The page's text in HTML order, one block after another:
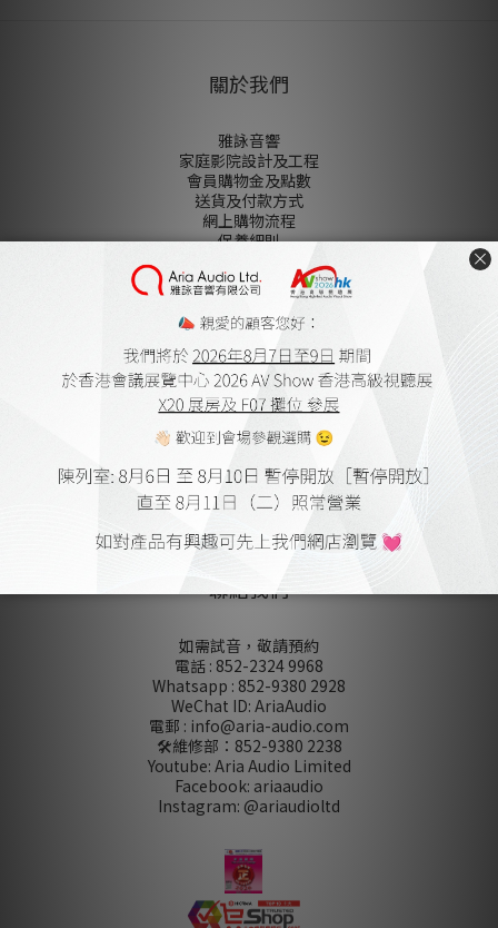
關於我們
雅詠音響
家庭影院設計及工程
會員購物金及點數
送貨及付款方式
網上購物流程
保養細則
條款及細則
無障礙聲明
私隠政策
陳列室
香港銅鑼灣屈臣道 4-6 號海景大廈
B 座 10 樓 1010-1012 室
(MTR : 炮台山 A / 天后 A2 出口)
營業時間 10:00 -19:00
午飯時間 14:00 -15:00
週日及公眾假期 休息
聯絡我們
如需試音，敬請預約
電話 : 852-2324 9968
Whatsapp : 852-9380 2928
WeChat ID: AriaAudio
電郵 : info@aria-audio.com
🛠️維修部： 852-9380 2238
Youtube: Aria Audio Limited
Facebook: ariaaudio
Instagram: @ariaudioltd